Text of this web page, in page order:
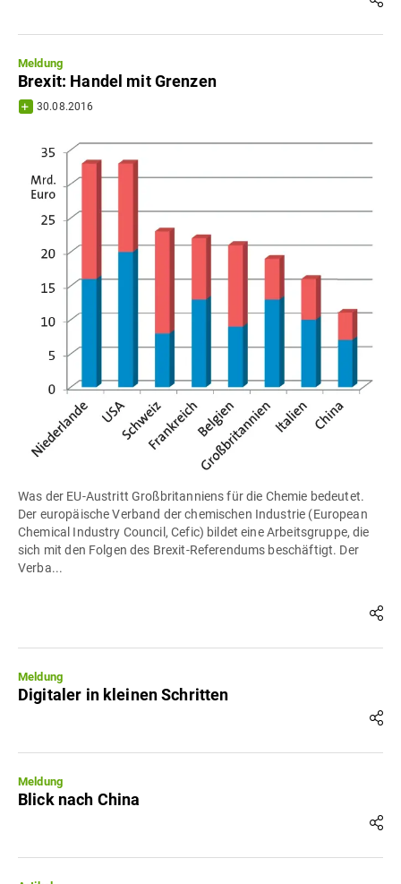
Meldung
Brexit: Handel mit Grenzen
30.08.2016
Was der EU-Austritt Großbritanniens für die Chemie bedeutet.
Der europäische Verband der chemischen Industrie (European
Chemical Industry Council, Cefic) bildet eine Arbeitsgruppe, die
sich mit den Folgen des Brexit-Referendums beschäftigt. Der
Verba...
Meldung
Digitaler in kleinen Schritten
Meldung
Blick nach China